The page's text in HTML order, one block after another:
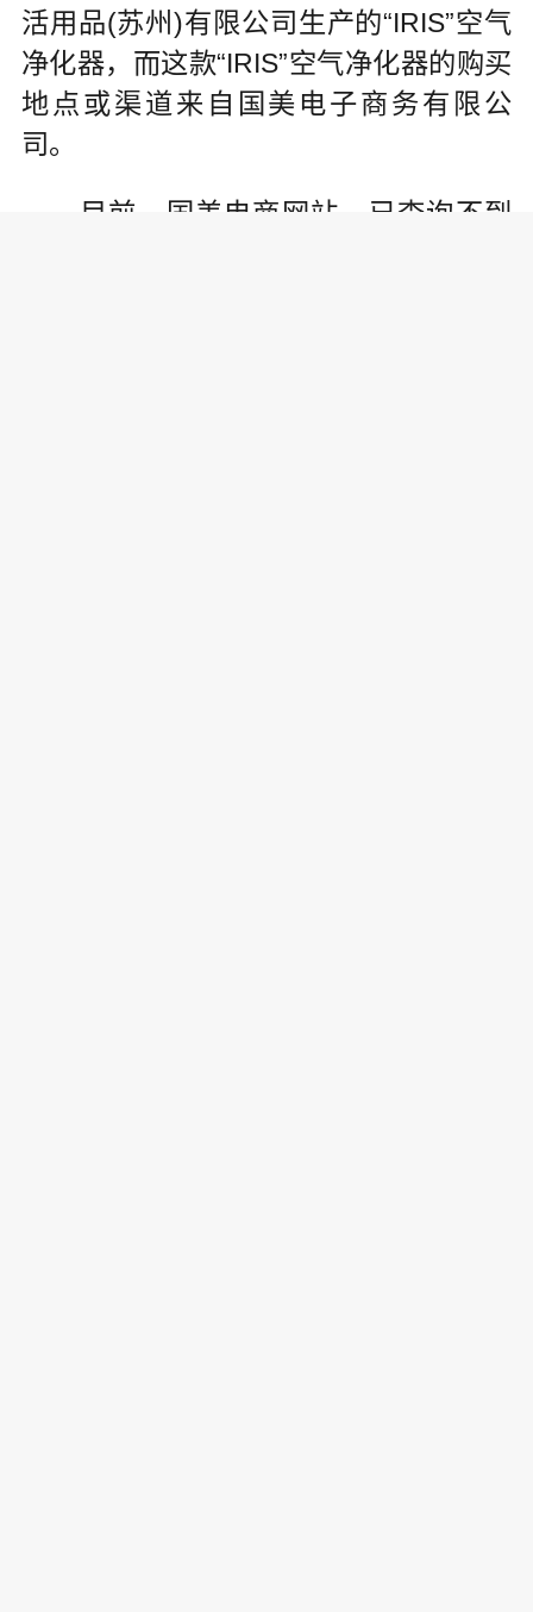
活用品(苏州)有限公司生产的“IRIS”空气
净化器，而这款“IRIS”空气净化器的购买
地点或渠道来自国美电子商务有限公
司。
目前，国美电商网站，已查询不到